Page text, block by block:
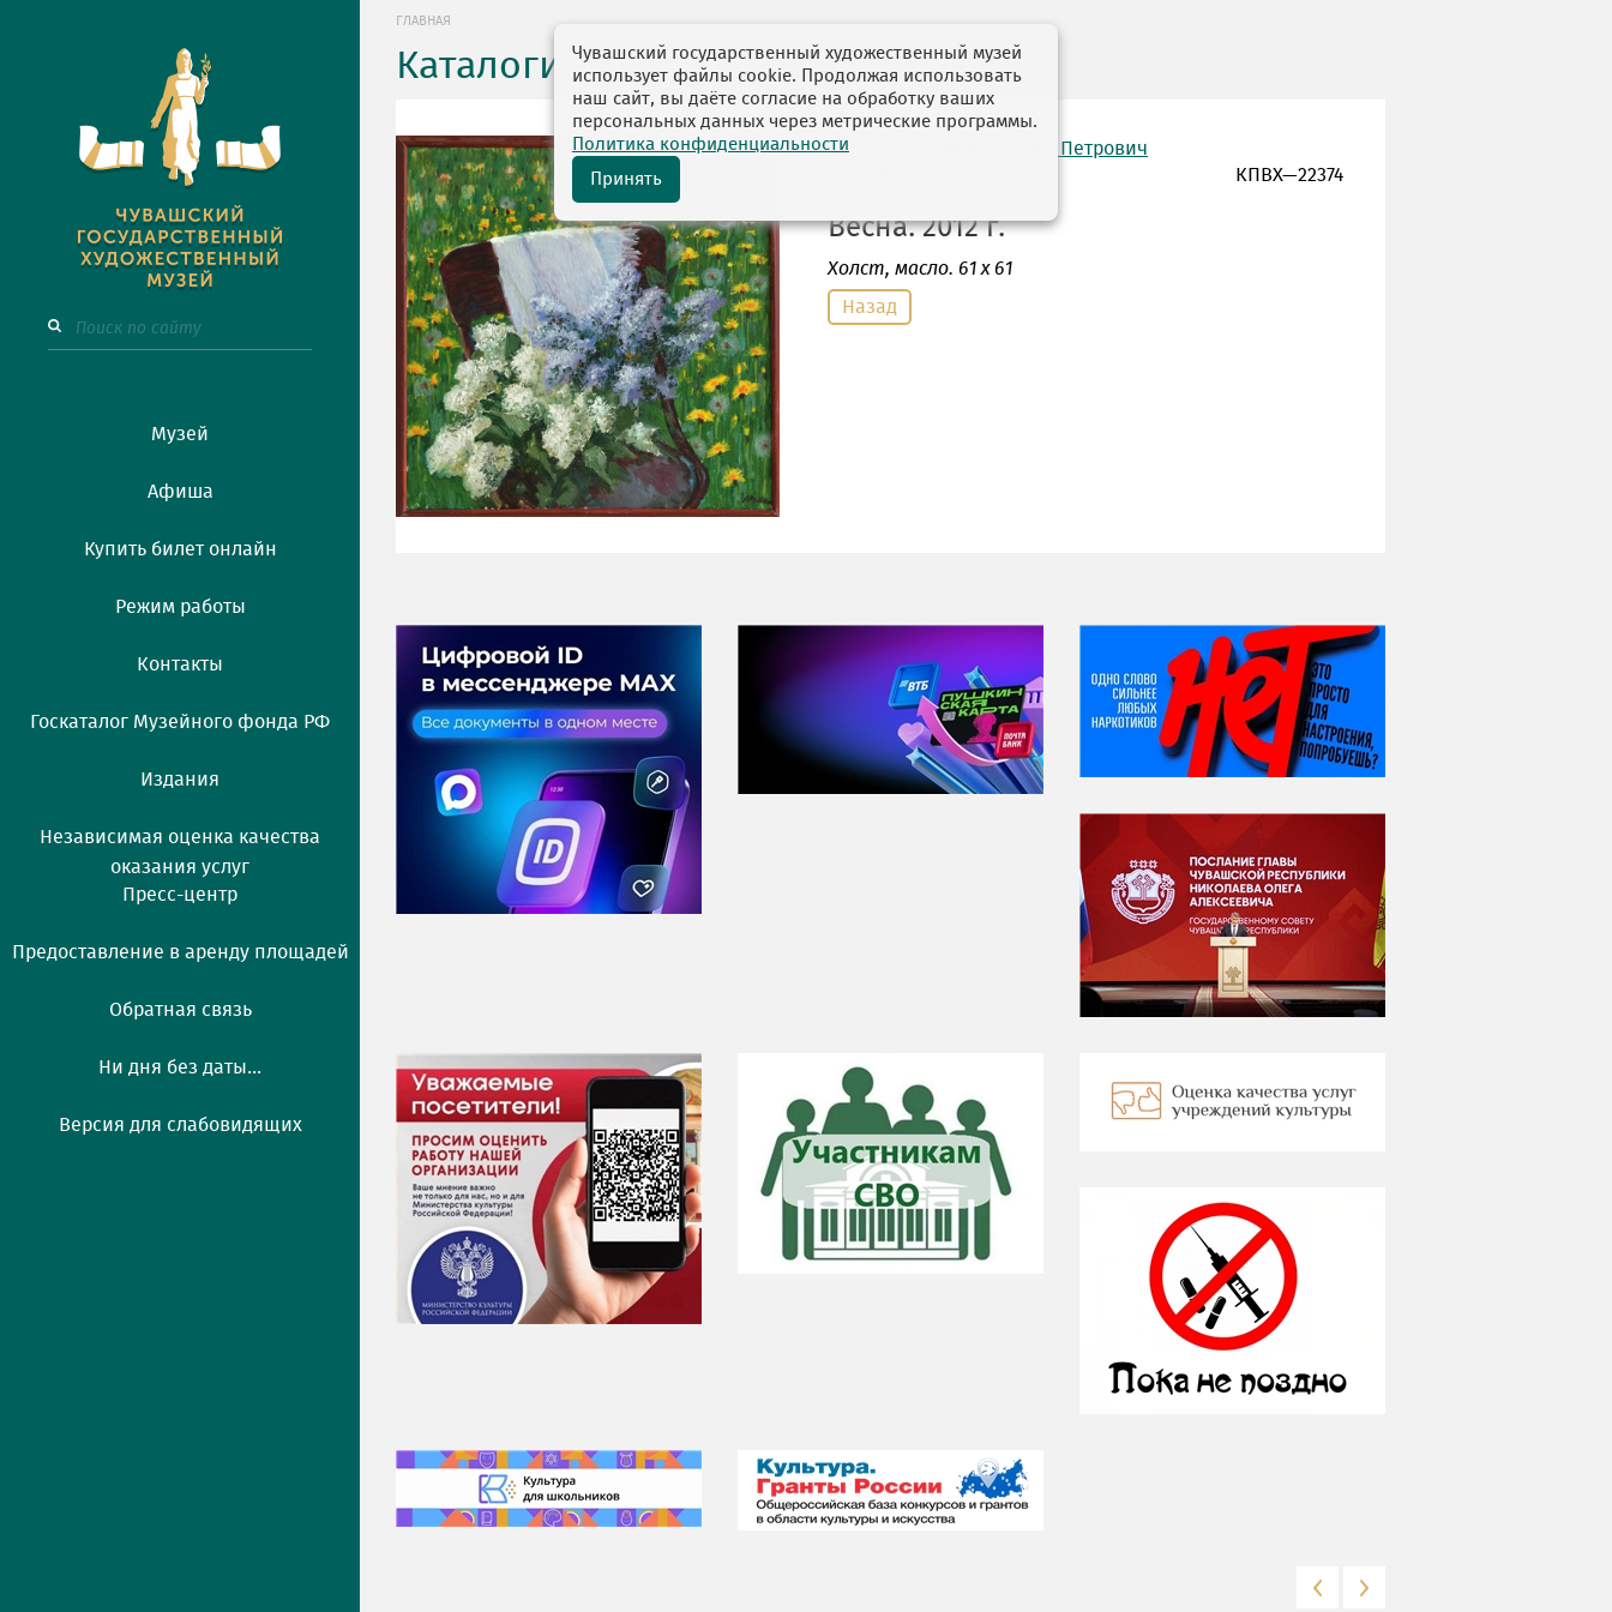
Музей
Афиша
Купить билет онлайн
Режим работы
Контакты
Госкаталог Музейного фонда РФ
Издания
Независимая оценка качества
оказания услуг
Пресс-центр
Предоставление в аренду площадей
Обратная связь
Ни дня без даты...
Версия для слабовидящих
ГЛАВНАЯ
Каталоги выставок
автор: Рыбкин Анатолий Петрович
КПВХ—22374
Весна. 2012 г.
Холст, масло. 61 х 61
Назад
НИ ДНЯ БЕЗ ДАТЫ...
07 августа
Я встретил вас – и
всё былое...
Чувашский государственный художественный музей
использует файлы cookie. Продолжая использовать
наш сайт, вы даёте согласие на обработку ваших
персональных данных через метрические программы.
Политика конфиденциальности
Принять